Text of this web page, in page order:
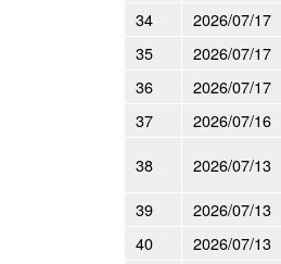
34
2026/07/17
35
2026/07/17
36
2026/07/17
37
2026/07/16
38
2026/07/13
39
2026/07/13
40
2026/07/13